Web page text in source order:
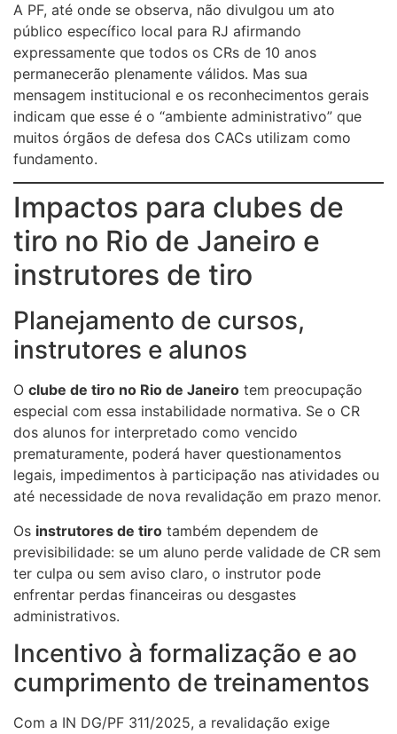
A PF, até onde se observa, não divulgou um ato
público específico local para RJ afirmando
expressamente que todos os CRs de 10 anos
permanecerão plenamente válidos. Mas sua
mensagem institucional e os reconhecimentos gerais
indicam que esse é o “ambiente administrativo” que
muitos órgãos de defesa dos CACs utilizam como
fundamento.
Impactos para clubes de
tiro no Rio de Janeiro e
instrutores de tiro
Planejamento de cursos,
instrutores e alunos
O clube de tiro no Rio de Janeiro tem preocupação
especial com essa instabilidade normativa. Se o CR
dos alunos for interpretado como vencido
prematuramente, poderá haver questionamentos
legais, impedimentos à participação nas atividades ou
até necessidade de nova revalidação em prazo menor.
Os instrutores de tiro também dependem de
previsibilidade: se um aluno perde validade de CR sem
ter culpa ou sem aviso claro, o instrutor pode
enfrentar perdas financeiras ou desgastes
administrativos.
Incentivo à formalização e ao
cumprimento de treinamentos
Com a IN DG/PF 311/2025, a revalidação exige